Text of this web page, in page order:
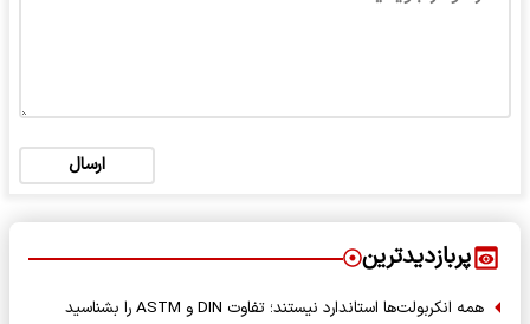
ارسال
پربازدیدترین
همه انکربولت‌ها استاندارد نیستند؛ تفاوت DIN و ASTM را بشناسید